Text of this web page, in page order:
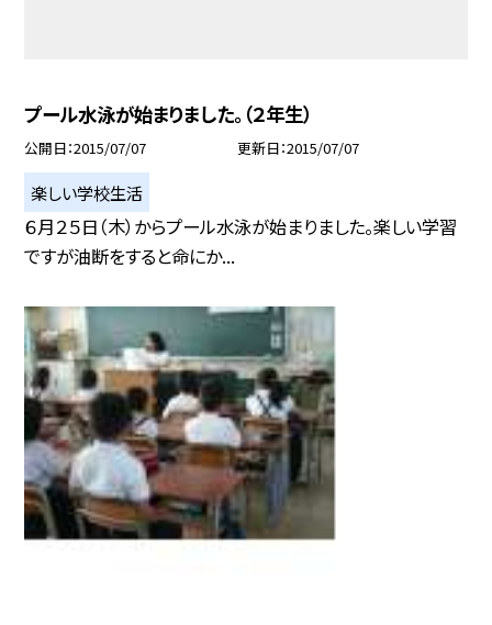
プール水泳が始まりました。（２年生）
公開日 2015/07/07 更新日 2015/07/07
楽しい学校生活
６月２５日（木）からプール水泳が始まりました。楽しい学習
ですが油断をすると命にか...